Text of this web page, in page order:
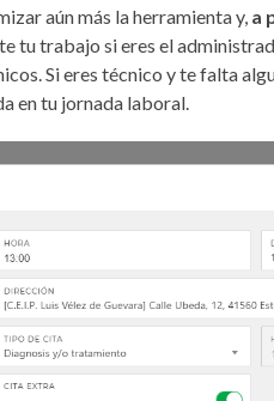
aún más la herramienta y, a
tu trabajo si eres el
Si eres técnico y te falta
en tu jornada laboral.